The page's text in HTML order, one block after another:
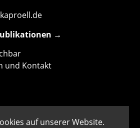
Systemarchitektin
→
und Kontakt
auf unserer Website.